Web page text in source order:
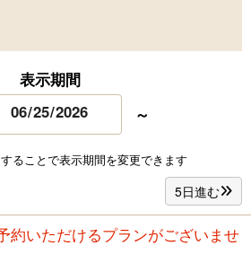
表示期間
～
ることで表示期間を変更できます
5日進む
約いただけるプランがございませ